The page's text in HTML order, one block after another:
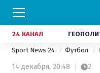
24 КАНАЛ
Sport News 24 Футбол
14 декабря, 20:48 2